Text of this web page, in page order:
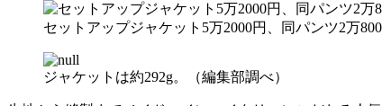
セットアップジャケット5万2000円、同パンツ2万
ジャケットは約292g。（編集部調べ）